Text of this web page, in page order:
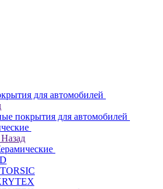
для автомобилей
покрытия для автомобилей
Назад